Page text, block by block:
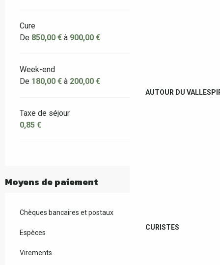
AUTOUR DU
CURISTES
Cure
De 850,00 € à 900,00 €
Week-end
De 180,00 € à 200,00 €
Taxe de séjour
0,85 €
Moyens de paiement
Chèques bancaires et postaux
Espèces
Virements